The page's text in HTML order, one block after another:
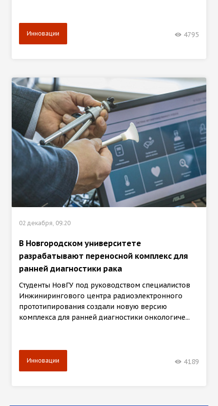
Инновации 4795
02 декабря, 09:20
В Новгородском университете
разрабатывают переносной комплекс для
ранней диагностики рака
Студенты НовГУ под руководством специалистов
Инжинирингового центра радиоэлектронного
прототипирования создали новую версию
комплекса для ранней диагностики онкологиче...
Инновации 4189